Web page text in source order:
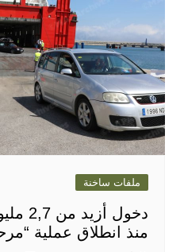
ملفات ساخنة
دخول
منذ انطلاق عملية “مرحبا